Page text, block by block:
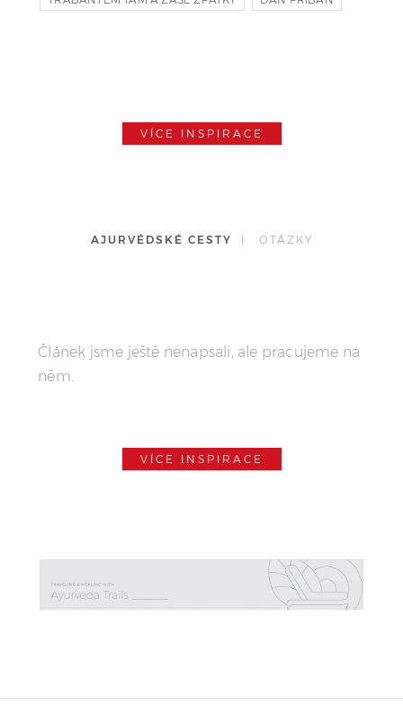
VÍCE INSPIRACE
AJURVÉDSKÉ CESTY | OTÁZKY
Článek jsme ještě nenapsali, ale pracujeme na
něm.
VÍCE INSPIRACE